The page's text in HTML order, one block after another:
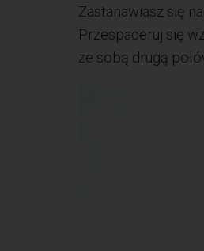
Zastanawiasz się
Przespaceruj się
ze sobą drugą